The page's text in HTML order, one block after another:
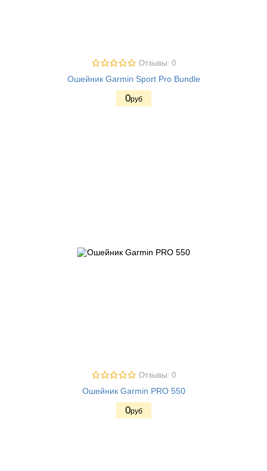
Отзывы: 0
Ошейник Garmin Sport Pro Bundle
0руб
Отзывы: 0
Ошейник Garmin PRO 550
0руб